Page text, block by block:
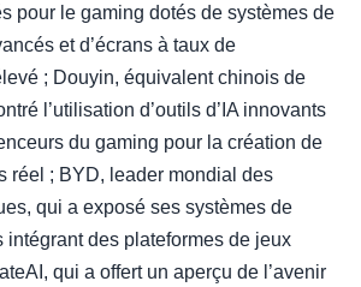
pour le gaming dotés de systèmes de
et d’écrans à taux de
; Douyin, équivalent chinois de
l’utilisation d’outils d’IA innovants
du gaming pour la création de
réel ; BYD, leader mondial des
qui a exposé ses systèmes de
intégrant des plateformes de jeux
qui a offert un aperçu de l’avenir